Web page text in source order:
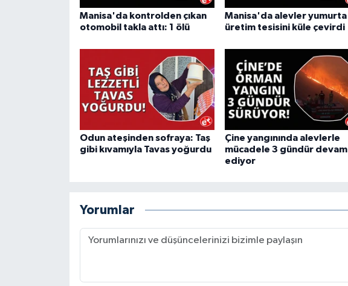
Manisa'da kontrolden çıkan
otomobil takla attı: 1 ölü
Manisa'da alevler yumurta
üretim tesisini küle çevirdi
Odun ateşinden sofraya: Taş
gibi kıvamıyla Tavas yoğurdu
Çine yangınında alevlerle
mücadele 3 gündür devam
ediyor
Yorumlar